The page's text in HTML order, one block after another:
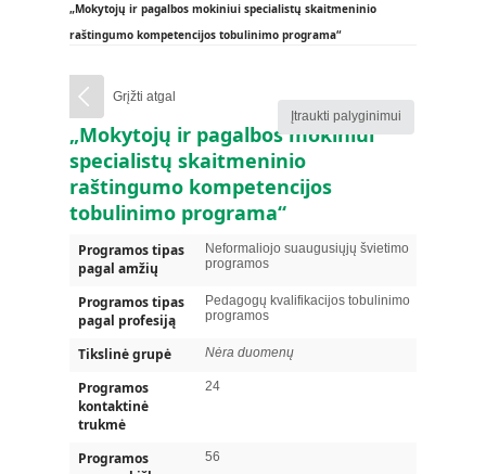
„Mokytojų ir pagalbos mokiniui specialistų skaitmeninio
raštingumo kompetencijos tobulinimo programa“
Grįžti atgal
Įtraukti palyginimui
„Mokytojų ir pagalbos mokiniui
specialistų skaitmeninio
raštingumo kompetencijos
tobulinimo programa“
Programos tipas
pagal amžių
Neformaliojo suaugusiųjų švietimo
programos
Programos tipas
pagal profesiją
Pedagogų kvalifikacijos tobulinimo
programos
Tikslinė grupė Nėra duomenų
Programos
kontaktinė
trukmė
24
Programos
56